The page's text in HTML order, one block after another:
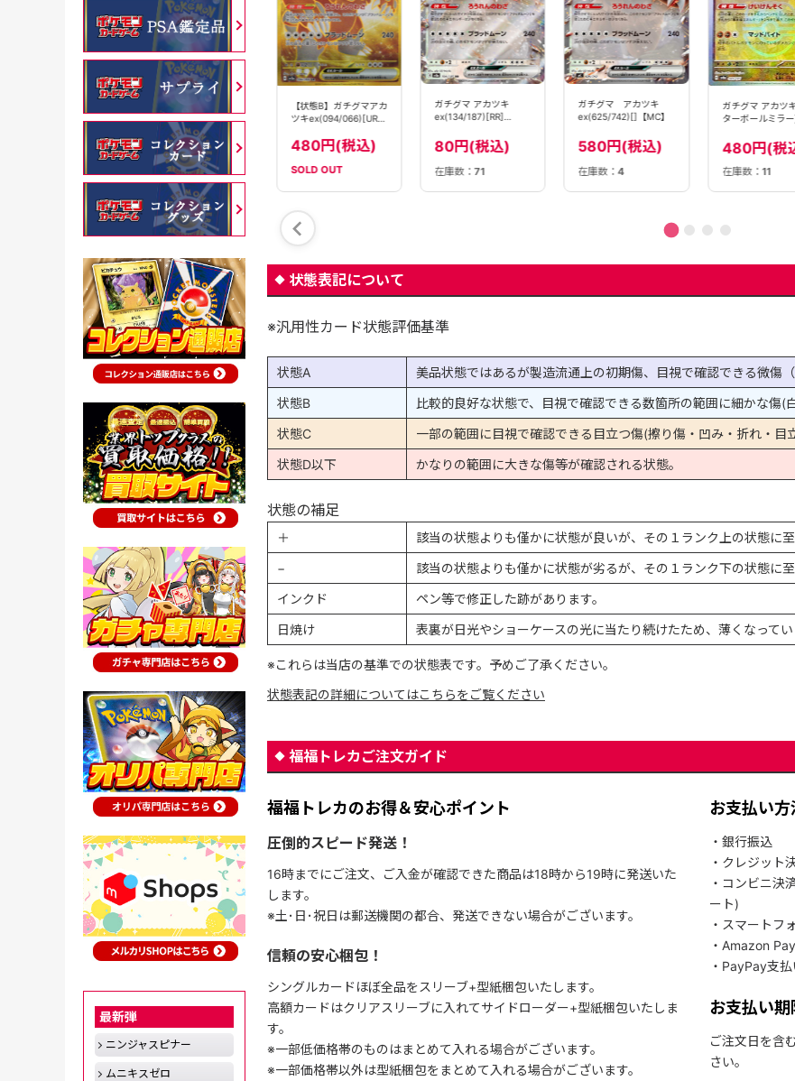
【状態B】ガチグマアカ
ツキex(091/066)[SAR]
【SV5a】
2380円(税込)
SOLD OUT
【状態B】ガチグマアカ
ツキex(094/066)[UR]
480円(税込)
SOLD OUT
ガチグマ アカツキ
ex(134/187)[RR]
80円(税込)
在庫数：71
ガチグマ アカツキ
ex(625/742)[]【MC】
580円(税込)
在庫数：4
ガチグマ アカツ
ターボールミラ
480円(税
在庫数： 11
状態表記について
※汎用性カード状態評価基準
状態A
美品状態ではあるが製造流通上の初期傷、目視で確認できる微傷
状態B
比較的良好な状態で、目視で確認できる数箇所の範囲に細かな傷(
状態C
一部の範囲に目視で確認できる目立つ傷(擦り傷・凹み・折れ・目
状態D以下
かなりの範囲に大きな傷等が確認される状態。
状態の補足
＋
該当の状態よりも僅かに状態が良いが、その１ランク上の状態に至
−
該当の状態よりも僅かに状態が劣るが、その１ランク下の状態に至
インクド
ペン等で修正した跡があります。
日焼け
表裏が日光やショーケースの光に当たり続けたため、薄くなってい
※これらは当店の基準での状態表です。予めご了承ください。
状態表記の詳細についてはこちらをご覧ください
福福トレカご注文ガイド
福福トレカのお得＆安心ポイント
圧倒的スピード発送！
16時までにご注文、ご入金が確認できた商品は18時から19時に発送いた
します。
※土･日･祝日は郵送機関の都合、発送できない場合がございます。
信頼の安心梱包！
シングルカードほぼ全品をスリーブ+型紙梱包いたします。
高額カードはクリアスリーブに入れてサイドローダー+型紙梱包いたしま
す。
※一部低価格帯のものはまとめて入れる場合がございます。
※一部価格帯以外は型紙梱包をまとめて入れる場合がございます。
お支払い方
・銀行振込
・クレジット
・コンビニ決
ート)
・スマートフ
・Amazon Pay
・PayPay支払
お支払い期
ご注文日を含
さい。
最新弾
ニンジャスピナー
ムニキスゼロ